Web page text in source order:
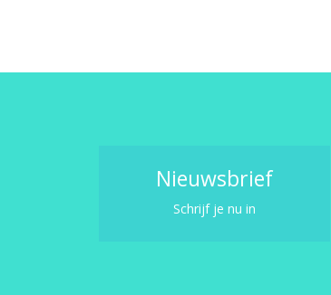
Nieuwsbrief
Schrijf je nu in